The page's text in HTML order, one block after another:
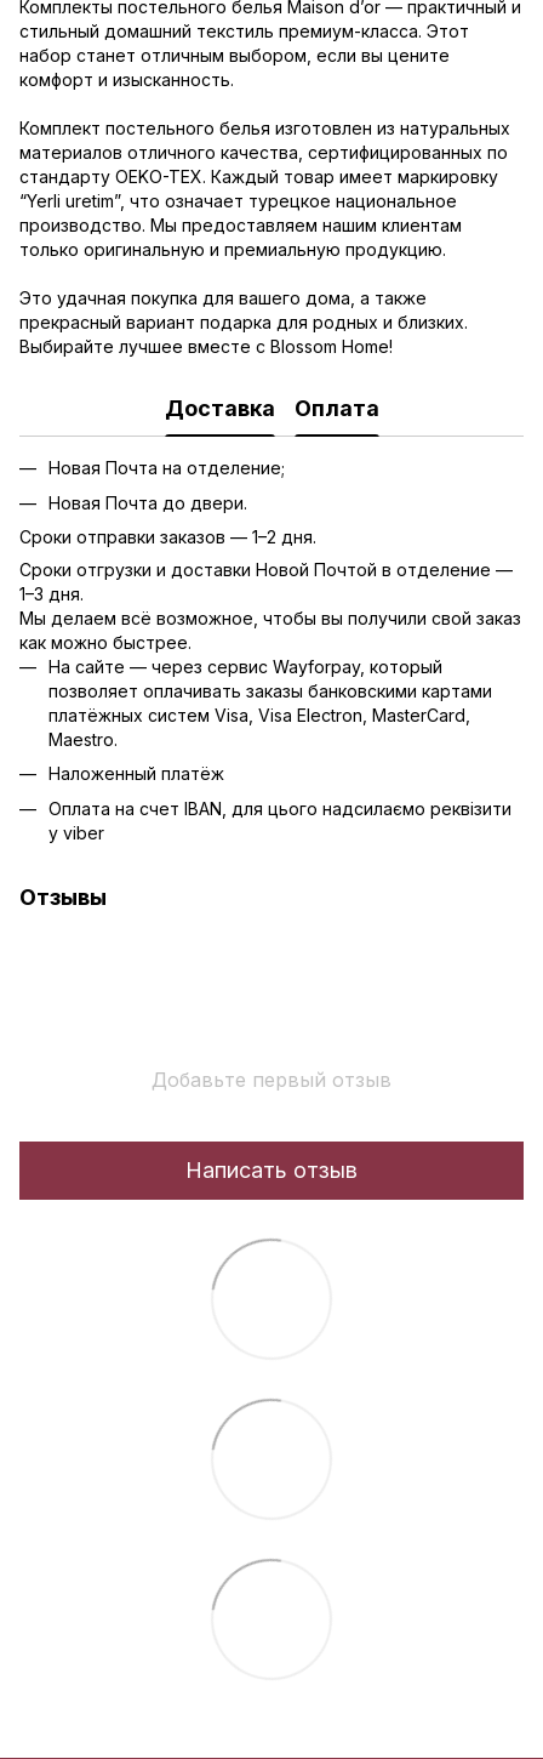
Комплекты постельного белья Maison d’or — практичный и
стильный домашний текстиль премиум-класса. Этот
набор станет отличным выбором, если вы цените
комфорт и изысканность.
Комплект постельного белья изготовлен из натуральных
материалов отличного качества, сертифицированных по
стандарту OEKO-TEX. Каждый товар имеет маркировку
“Yerli uretim”, что означает турецкое национальное
производство. Мы предоставляем нашим клиентам
только оригинальную и премиальную продукцию.
Это удачная покупка для вашего дома, а также
прекрасный вариант подарка для родных и близких.
Выбирайте лучшее вместе с Blossom Home!
Доставка Оплата
Новая Почта на отделение;
Новая Почта до двери.
Сроки отправки заказов — 1–2 дня.
Сроки отгрузки и доставки Новой Почтой в отделение —
1–3 дня.
Мы делаем всё возможное, чтобы вы получили свой заказ
как можно быстрее.
На сайте — через сервис Wayforpay, который
позволяет оплачивать заказы банковскими картами
платёжных систем Visa, Visa Electron, MasterCard,
Maestro.
Наложенный платёж
Оплата на счет IBAN, для цього надсилаємо реквізити
у viber
Отзывы
Добавьте первый отзыв
Написать отзыв